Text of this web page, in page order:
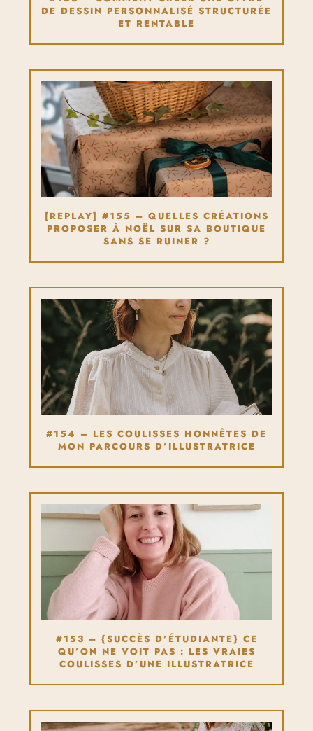
DE DESSIN PERSONNALISÉ STRUCTURÉE
ET RENTABLE
[REPLAY] #155 – QUELLES CRÉATIONS
PROPOSER À NOËL SUR SA BOUTIQUE
SANS SE RUINER ?
#154 – LES COULISSES HONNÊTES DE
MON PARCOURS D’ILLUSTRATRICE
#153 – {SUCCÈS D’ÉTUDIANTE} CE
QU’ON NE VOIT PAS : LES VRAIES
COULISSES D’UNE ILLUSTRATRICE